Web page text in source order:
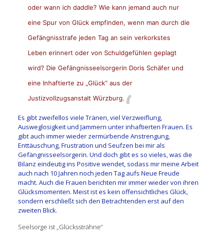
oder wann ich daddle? Wie kann jemand auch nur
eine Spur von Glück empfinden, wenn man durch die
Gefängnisstrafe jeden Tag an sein verkorkstes
Leben erinnert oder von Schuldgefühlen geplagt
wird? Die Gefängnisseelsorgerin Doris Schäfer und
eine Inhaftierte zu „Glück“ aus der
Justizvollzugsanstalt Würzburg.
Es gibt zweifellos viele Tränen, viel Verzweiflung,
Ausweglosigkeit und Jammern unter inhaftierten Frauen. Es
gibt auch immer wieder zermürbende Anstrengung,
Enttäuschung, Frustration und Seufzen bei mir als
Gefängnisseelsorgerin. Und doch gibt es so vieles, was die
Bilanz eindeutig ins Positive wendet, sodass mir meine Arbeit
auch nach 10 Jahren noch jeden Tag aufs Neue Freude
macht. Auch die Frauen berichten mir immer wieder von ihren
Glücksmomenten. Meist ist es kein offensichtliches Glück,
sondern erschließt sich den Betrachtenden erst auf den
zweiten Blick.
Seelsorge ist „Glückssträhne“